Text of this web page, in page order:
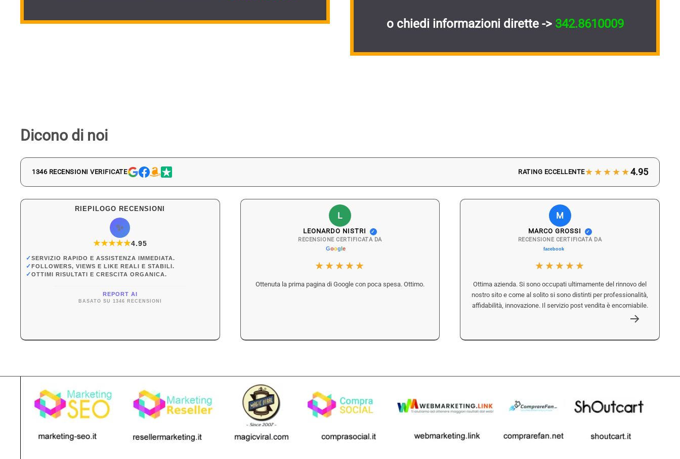
o chiedi informazioni dirette -> 342.8610009
Dicono di noi
1346 RECENSIONI VERIFICATE RATING ECCELLENTE★★★★★4.95
RIEPILOGO RECENSIONI
✨
★★★★★
★4.95
✓SERVIZIO RAPIDO E ASSISTENZA IMMEDIATA.
✓FOLLOWERS, VIEWS E LIKE REALI E STABILI.
✓OTTIMI RISULTATI E CRESCITA ORGANICA.
REPORT AI
BASATO SU 1346 RECENSIONI
L
LEONARDO NISTRI ✓
RECENSIONE CERTIFICATA DA
★★★★★
Ottenuta la prima pagina di Google con poca spesa. Ottimo.
M
MARCO GROSSI ✓
RECENSIONE CERTIFICATA DA
★★★★★
Ottima azienda. Si sono occupati ultimamente del rinnovo del
nostro sito e come al solito si sono distinti per professionalità,
affidabilità, innovazione. Il servizio post vendita è encomiabile.